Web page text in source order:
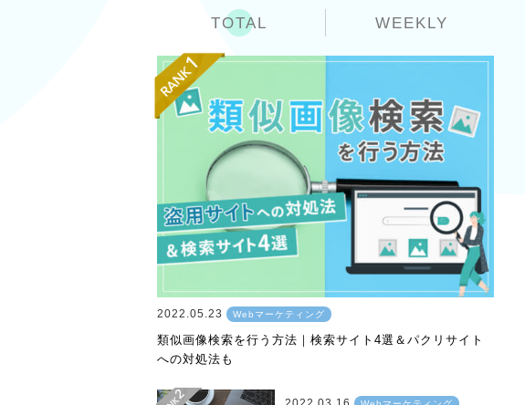
TOTAL WEEKLY
2022.05.23 Webマーケティング
類似画像検索を行う方法｜検索サイト4選＆パクリサイト
への対処法も